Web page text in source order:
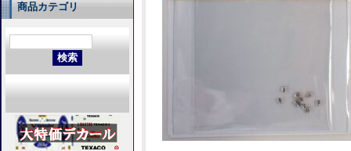
商品カテゴリ